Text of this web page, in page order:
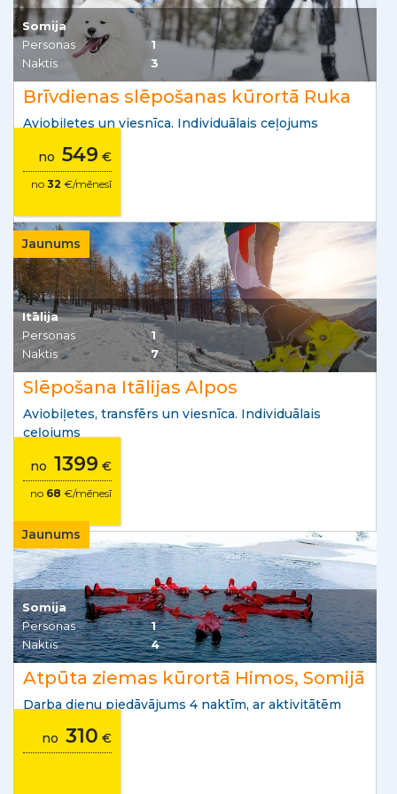
Somija
Personas
1
Naktis
3
Brīvdienas slēpošanas kūrortā Ruka
Aviobiļetes un viesnīca. Individuālais ceļojums
no 549 €
no 32 €/mēnesī
Jaunums
Itālija
Personas
1
Naktis
7
Slēpošana Itālijas Alpos
Aviobiļetes, transfērs un viesnīca. Individuālais
ceļojums
no 1399 €
no 68 €/mēnesī
Jaunums
Somija
Personas
1
Naktis
4
Atpūta ziemas kūrortā Himos, Somijā
Darba dienu piedāvājums 4 naktīm, ar aktivitātēm
no 310 €